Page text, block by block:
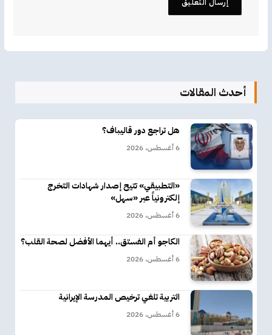
أحدث المقالات
هل تراجع دور قاليباف؟
6 أغسطس، 2026
«التطبيقي» تتيح إصدار شهادات التخرج
إلكترونياً عبر «سهل»
6 أغسطس، 2026
الكاجو أم الفستق.. أيهما الأفضل لصحة القلب؟
6 أغسطس، 2026
التربية تلغي ترخيص المدرسة الإيرانية
6 أغسطس، 2026